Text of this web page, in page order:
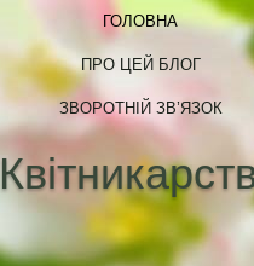
ГОЛОВНА
ПРО ЦЕЙ БЛОГ
ЗВОРОТНІЙ ЗВ’ЯЗОК